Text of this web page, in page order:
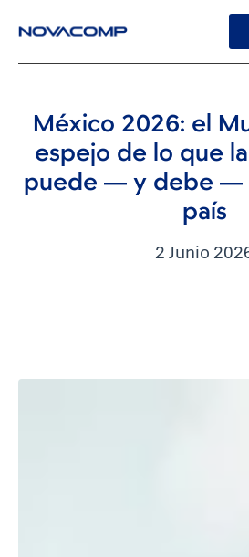
México 2026: el
espejo de lo que
puede — y debe —
país
2 Junio